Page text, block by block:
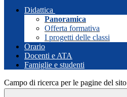
Didattica
Panoramica
Offerta formativa
I progetti delle classi
Orario
Docenti e ATA
Famiglie e studenti
Campo di ricerca per le pagine del sito